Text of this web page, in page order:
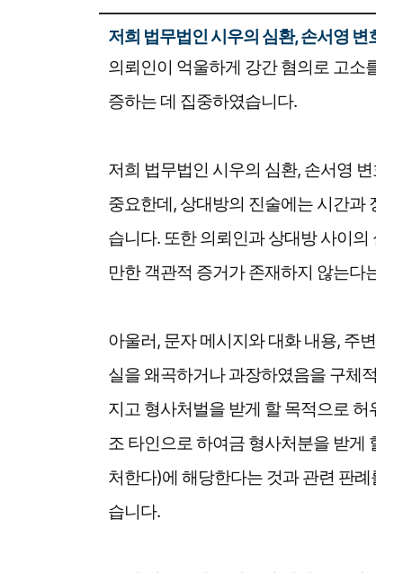
저희 법무법인 시우의 심환, 손서영 변호
의뢰인이 억울하게 강간 혐의로 고소를
증하는 데 집중하였습니다.
저희 법무법인 시우의 심환, 손서영 변호
중요한데, 상대방의 진술에는 시간과 장
습니다. 또한 의뢰인과 상대방 사이의 실
만한 객관적 증거가 존재하지 않는다는
아울러, 문자 메시지와 대화 내용, 주변
실을 왜곡하거나 과장하였음을 구체적
지고 형사처벌을 받게 할 목적으로 허위
조 타인으로 하여금 형사처분을 받게 할
처한다)에 해당한다는 것과 관련 판례를
습니다.